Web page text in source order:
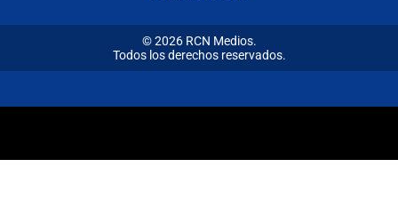
© 2026 RCN Medios.
Todos los derechos reservados.